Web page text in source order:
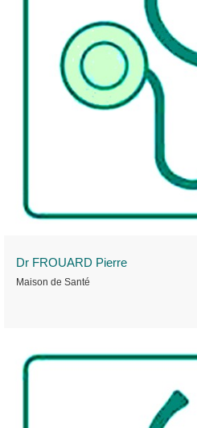
Dr FROUARD Pierre
Maison de Santé